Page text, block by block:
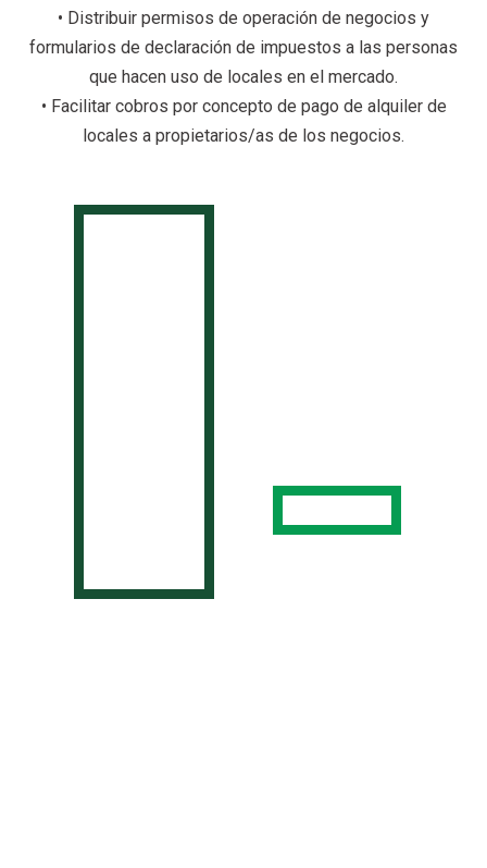
• Distribuir permisos de operación de negocios y
formularios de declaración de impuestos a las personas
que hacen uso de locales en el mercado.
• Facilitar cobros por concepto de pago de alquiler de
locales a propietarios/as de los negocios.